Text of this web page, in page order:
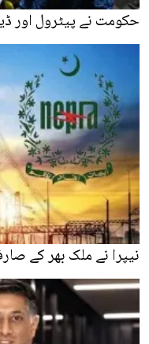
حکومت نے پیٹرول اور
نیپرا نے ملک بھر کے